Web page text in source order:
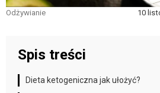
Odżywianie 10
Spis treści
Dieta ketogeniczna jak ułożyć?